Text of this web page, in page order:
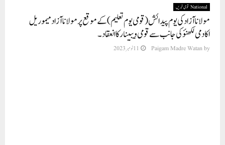
National قومی خبریں
مولانا آزاد کی یوم پیدائش ( قومی یوم تعلیم) کے موقع پر مولانا آزاد میموریل
اکادمی لکھنؤ کی جانب سے قومی ویبینار کا انعقاد ۔
by
Paigam Madre Watan 11 نومبر 2023